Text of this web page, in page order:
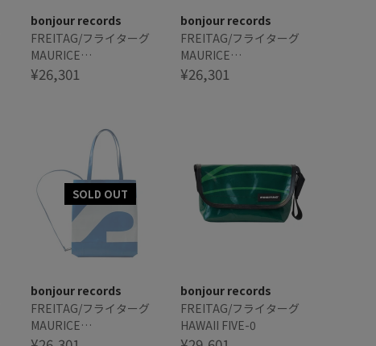
bonjour records
FREITAG/フライターグ
MAURICE
BACKPACKABLE TOTE
¥26,301
bonjour records
FREITAG/フライターグ
MAURICE
BACKPACKABLE TOTE
¥26,301
bonjour records
FREITAG/フライターグ
MAURICE
BACKPACKABLE TOTE
bonjour records
FREITAG/フライターグ
HAWAII FIVE-0